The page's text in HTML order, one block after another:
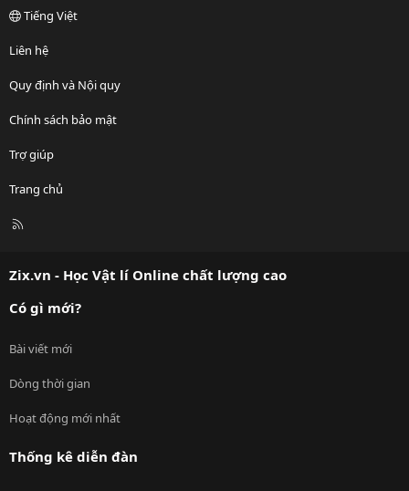
sTiếng Việt
Liên hệ
Quy định và Nội quy
Chính sách bảo mật
Trợ giúp
Trang chủ
R
Zix.vn - Học Vật lí Online chất lượng cao
Có gì mới?
Bài viết mới
Dòng thời gian
Hoạt động mới nhất
Thống kê diễn đàn